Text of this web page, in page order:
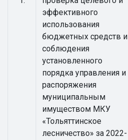
эффективного
использования
бюджетных средств и
соблюдения
установленного
порядка управления и
распоряжения
муниципальным
имуществом МКУ
«Тольяттинское
лесничество» за 2022-